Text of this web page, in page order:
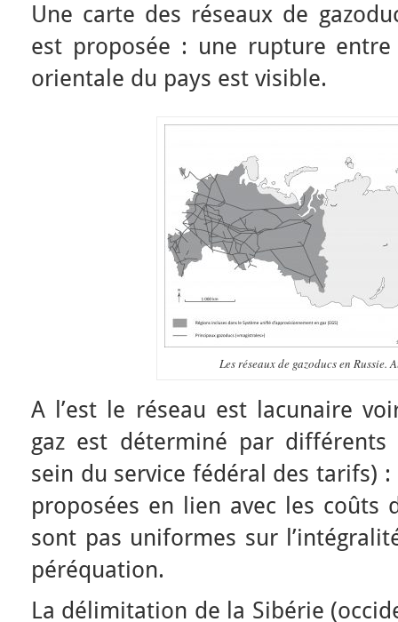
Une carte des réseaux de
est proposée : une rupture
orientale du pays est visible.
Les réseaux de gazoducs en Russie.
A l’est le réseau est lacunaire
gaz est déterminé par différents
sein du service fédéral des tarifs)
proposées en lien avec les coûts
sont pas uniformes sur
péréquation.
La délimitation de la Sibérie